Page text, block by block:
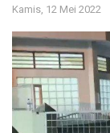
Kamis, 12 Mei 2022